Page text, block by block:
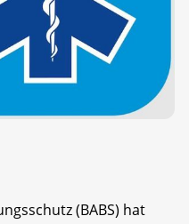
(BABS) hat